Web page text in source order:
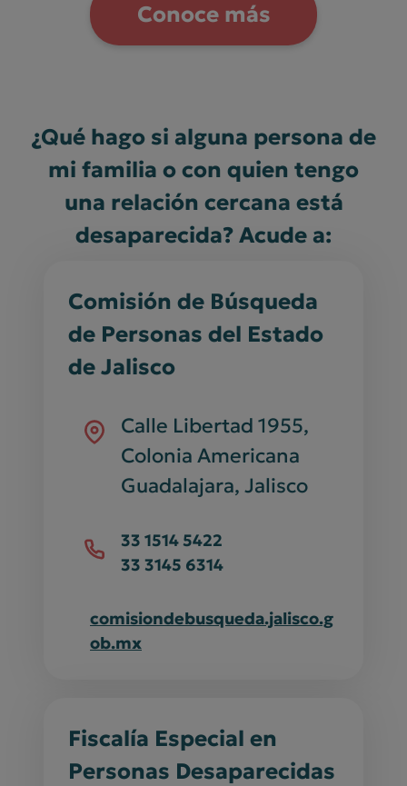
Conoce más
¿Qué hago si alguna persona de
mi familia o con quien tengo
una relación cercana está
desaparecida? Acude a:
Comisión de Búsqueda
de Personas del Estado
de Jalisco
Calle Libertad 1955,
Colonia Americana
Guadalajara, Jalisco
33 1514 5422
33 3145 6314
comisiondebusqueda.jalisco.g
ob.mx
Fiscalía Especial en
Personas Desaparecidas